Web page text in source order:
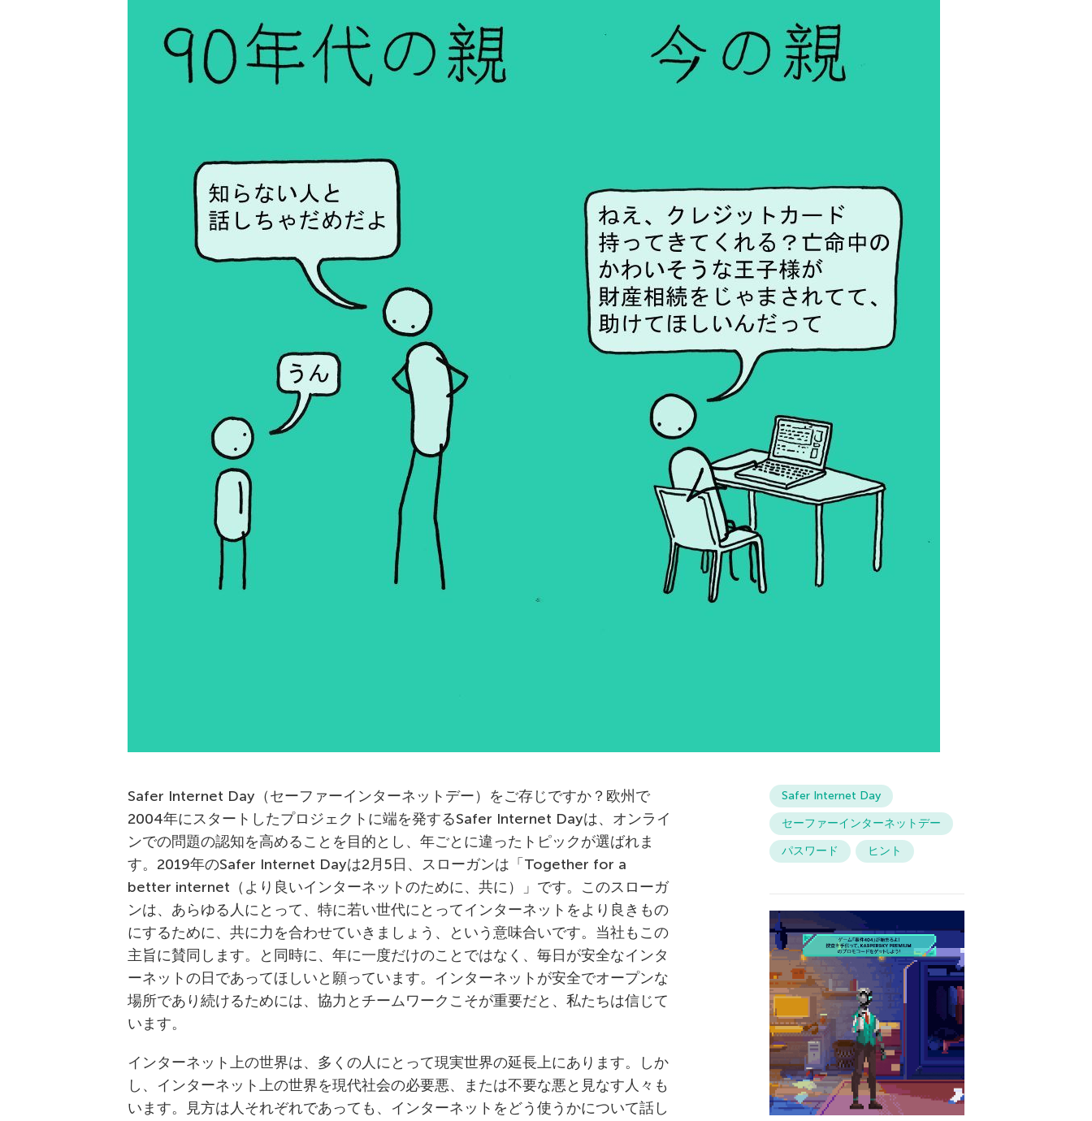
Safer Internet Day（セーファーインターネットデー）をご存じですか？欧州で
2004年にスタートしたプロジェクトに端を発するSafer Internet Dayは、オンライ
ンでの問題の認知を高めることを目的とし、年ごとに違ったトピックが選ばれま
す。2019年のSafer Internet Dayは2月5日、スローガンは「Together for a
better internet（より良いインターネットのために、共に）」です。このスローガ
ンは、あらゆる人にとって、特に若い世代にとってインターネットをより良きもの
にするために、共に力を合わせていきましょう、という意味合いです。当社もこの
主旨に賛同します。と同時に、年に一度だけのことではなく、毎日が安全なインタ
ーネットの日であってほしいと願っています。インターネットが安全でオープンな
場所であり続けるためには、協力とチームワークこそが重要だと、私たちは信じて
います。
インターネット上の世界は、多くの人にとって現実世界の延長上にあります。しか
し、インターネット上の世界を現代社会の必要悪、または不要な悪と見なす人々も
います。見方は人それぞれであっても、インターネットをどう使うかについて話し
Safer Internet Day
セーファーインターネットデー
パスワード
ヒント